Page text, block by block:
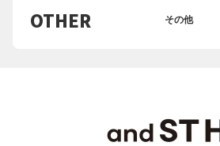
OTHER その他